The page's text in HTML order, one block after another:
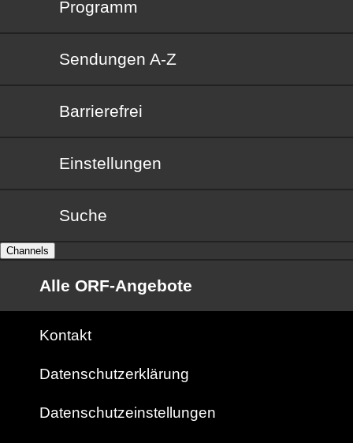
Programm
Sendungen von A bis Z
Sendungen A-Z
Barrierefrei
Barrierefrei
Einstellungen
Suche
Channels
Alle ORF-Angebote
Kontakt
Datenschutzerklärung
Datenschutzeinstellungen